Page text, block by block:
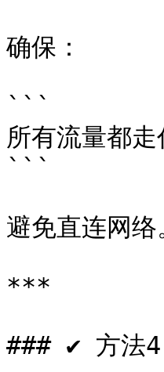
确保：
```
所有流量都走
```
避免直连网络
***
### ✔ 方法4